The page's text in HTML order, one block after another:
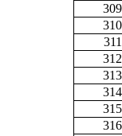
309
310
311
312
313
314
315
316